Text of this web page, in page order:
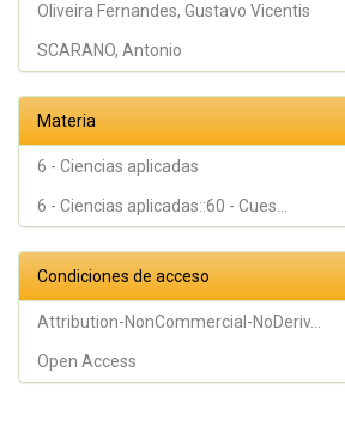
Oliveira Fernandes, Gustavo Vicentis
SCARANO, Antonio
Materia
6 - Ciencias aplicadas
6 - Ciencias aplicadas::60 - Cues...
Condiciones de acceso
Attribution-NonCommercial-NoDeriv...
Open Access